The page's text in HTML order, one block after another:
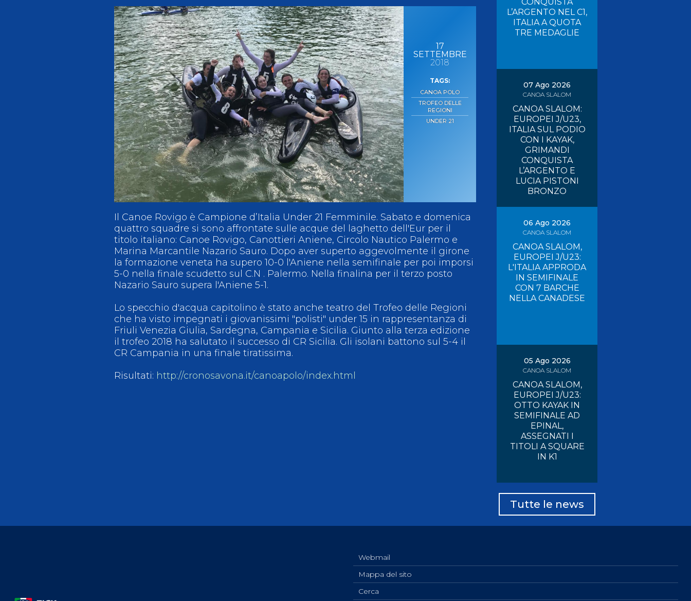
Contatti e organigramma
Regolamento di Giustizia
Invito Pubblico Organi di Giustizia
Corte D'Appello Federale
Giudice Sportivo Nazionale
Antidoping Calendari Agonistici Collegio degli Ufficiali di Gara Sport per tutti Risultati On Line Tesseramento
Mappa del sito Cerca Contatti Photogallery Videogallery Whistleblowing Federazione Trasparente
Privacy Policy
Cookie policy
17
SETTEMBRE
2018
CANOA POLO
TROFEO DELLE
REGIONI
UNDER 21
Il Canoe Rovigo è Campione d’Italia Under 21 Femminile. Sabato e domenica
quattro squadre si sono affrontate sulle acque del laghetto dell'Eur per il
titolo italiano: Canoe Rovigo, Canottieri Aniene, Circolo Nautico Palermo e
Marina Marcantile Nazario Sauro. Dopo aver superto aggevolmente il girone
la formazione veneta ha supero 10-0 l'Aniene nella semifinale per poi imporsi
5-0 nella finale scudetto sul C.N . Palermo. Nella finalina per il terzo posto
Nazario Sauro supera l'Aniene 5-1.
Lo specchio d'acqua capitolino è stato anche teatro del Trofeo delle Regioni
che ha visto impegnati i giovanissimi "polisti" under 15 in rappresentanza di
Friuli Venezia Giulia, Sardegna, Campania e Sicilia. Giunto alla terza edizione
il trofeo 2018 ha salutato il successo di CR Sicilia. Gli isolani battono sul 5-4 il
CR Campania in una finale tiratissima.
Risultati: http://cronosavona.it/canoapolo/index.html
L’ARGENTO NEL C1,
ITALIA A QUOTA
TRE MEDAGLIE
07 Ago 2026
CANOA SLALOM
CANOA SLALOM:
EUROPEI J/U23,
ITALIA SUL PODIO
CON I KAYAK,
GRIMANDI
CONQUISTA
L’ARGENTO E
LUCIA PISTONI
BRONZO
06 Ago 2026
CANOA SLALOM
CANOA SLALOM,
EUROPEI J/U23:
L'ITALIA APPRODA
IN SEMIFINALE
CON 7 BARCHE
NELLA CANADESE
05 Ago 2026
CANOA SLALOM
CANOA SLALOM,
EUROPEI J/U23:
OTTO KAYAK IN
SEMIFINALE AD
EPINAL,
ASSEGNATI I
TITOLI A SQUARE
IN K1
Tutte le news
Webmail
Mappa del sito
Cerca